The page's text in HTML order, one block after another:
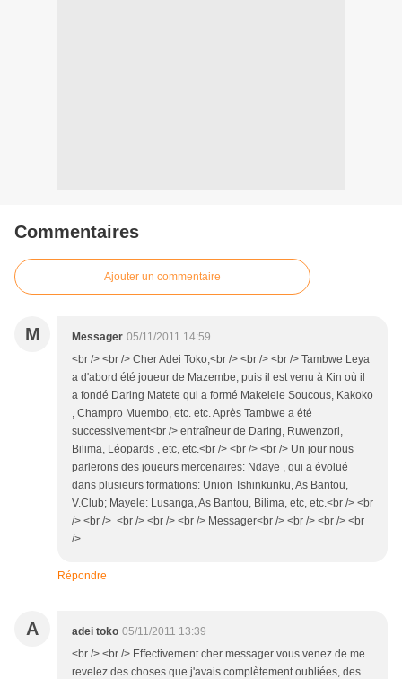
Commentaires
Ajouter un commentaire
M Messager 05/11/2011 14:59
<br /> <br /> Cher Adei Toko,<br /> <br /> <br /> Tambwe Leya
a d'abord été joueur de Mazembe, puis il est venu à Kin où il
a fondé Daring Matete qui a formé Makelele Soucous, Kakoko
, Champro Muembo, etc. etc. Après Tambwe a été
successivement<br /> entraîneur de Daring, Ruwenzori,
Bilima, Léopards , etc, etc.<br /> <br /> <br /> Un jour nous
parlerons des joueurs mercenaires: Ndaye , qui a évolué
dans plusieurs formations: Union Tshinkunku, As Bantou,
V.Club; Mayele: Lusanga, As Bantou, Bilima, etc, etc.<br /> <br
/> <br /> <br /> <br /> <br /> Messager<br /> <br /> <br /> <br
/>
Répondre
A adei toko 05/11/2011 13:39
<br /> <br /> Effectivement cher messager vous venez de me
revelez des choses que j'avais complètement oubliées, des